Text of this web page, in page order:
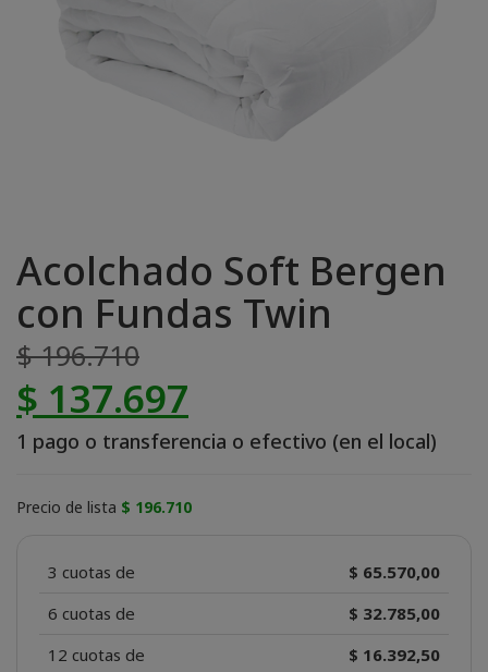
Acolchado Soft Bergen
con Fundas Twin
$ 196.710
$ 137.697
1 pago o transferencia o efectivo (en el local)
Precio de lista $ 196.710
3 cuotas de
$ 65.570,00
6 cuotas de
$ 32.785,00
12 cuotas de
$ 16.392,50